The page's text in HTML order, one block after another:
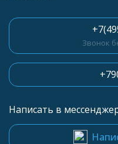
Звонок
Написать в